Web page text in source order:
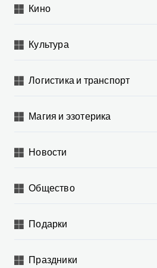
Кино
Культура
Логистика и транспорт
Магия и эзотерика
Новости
Общество
Подарки
Праздники